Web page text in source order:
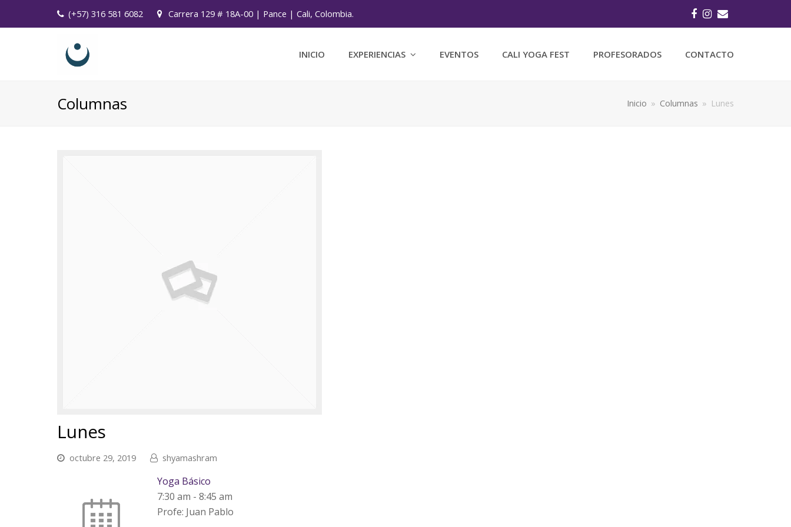
(+57) 316 581 6082 Carrera 129 # 18A-00 | Pance | Cali, Colombia. Facebook
Instagram
electrónico
INICIO EXPERIENCIAS EVENTOS CALI YOGA FEST PROFESORADOS CONTACTO
Columnas Inicio » Columnas » Lunes
Lunes
octubre 29, 2019 shyamashram
Yoga Básico
7:30 am - 8:45 am
Profe: Juan Pablo